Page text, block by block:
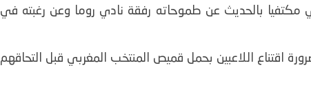
بالحديث عن طموحاته رفقة نادي روما وعن رغبته في
اقتناع اللاعبين بحمل قميص المنتخب المغربي قبل التحاقهم